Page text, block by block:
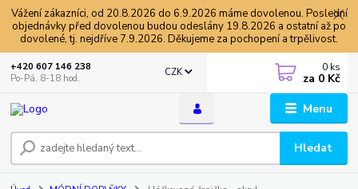
Vážení zákazníci, od 20.8.2026 do 6.9.2026 máme dovolenou. Poslední
objednávky před dovolenou budou odeslány 19.8.2026 a ostatní až po
dovolené, tj. nejdříve 7.9.2026. Děkujeme za pochopení a trpělivost.
Menu
CZK
Hledat
+420 607 146 238
Po-Pá, 8-18 hod.
0 ks
za 0 Kč